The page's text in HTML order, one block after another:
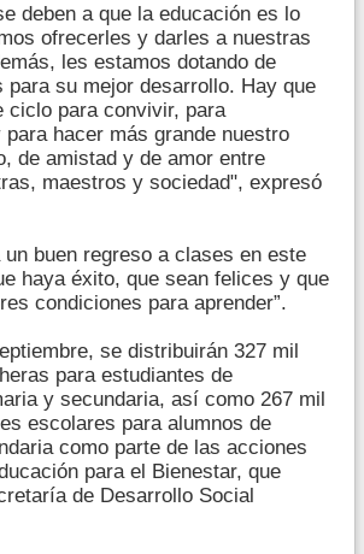
deben a que la educación es lo
ofrecerles y darles a nuestras
les estamos dotando de
para su mejor desarrollo. Hay que
ciclo para convivir, para
hacer más grande nuestro
de amistad y de amor entre
maestros y sociedad", expresó
un buen regreso a clases en este
haya éxito, que sean felices y que
condiciones para aprender”.
se distribuirán 327 mil
para estudiantes de
y secundaria, así como 267 mil
escolares para alumnos de
como parte de las acciones
para el Bienestar, que
de Desarrollo Social